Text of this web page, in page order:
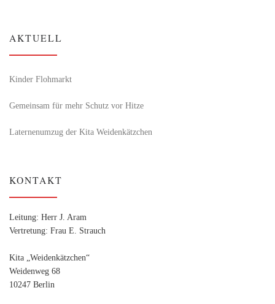
AKTUELL
Kinder Flohmarkt
Gemeinsam für mehr Schutz vor Hitze
Laternenumzug der Kita Weidenkätzchen
KONTAKT
Leitung: Herr J. Aram
Vertretung: Frau E. Strauch
Kita „Weidenkätzchen“
Weidenweg 68
10247 Berlin